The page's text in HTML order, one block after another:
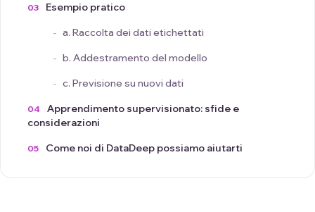
Esempio pratico
a. Raccolta dei dati etichettati
b. Addestramento del modello
c. Previsione su nuovi dati
Apprendimento supervisionato: sfide e
considerazioni
Come noi di DataDeep possiamo aiutarti